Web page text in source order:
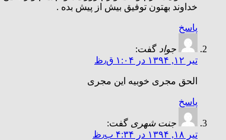
خداوند بهتون توفیق بیش از پیش بده .
پاسخ
جواد گفت:
تیر ۱۲, ۱۳۹۴ در ۱:۰۴ ق٫ظ
الحق مجری خوبیه این مجری
پاسخ
جنت شهری گفت:
تیر ۱۸, ۱۳۹۴ در ۴:۳۴ ب٫ظ